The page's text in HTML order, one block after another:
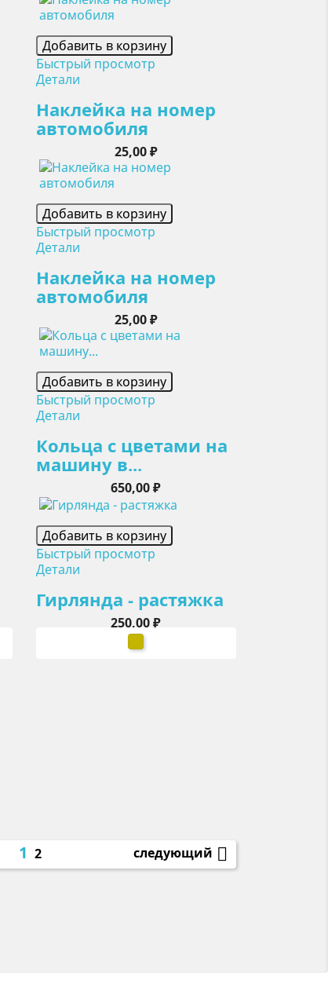
Добавить в корзину
Быстрый просмотр
Детали
Наклейка на номер
автомобиля
Цена
25,00 ₽
Добавить в корзину
Быстрый просмотр
Детали
Наклейка на номер
автомобиля
Цена
25,00 ₽
Добавить в корзину
Быстрый просмотр
Детали
Кольца с цветами на
машину в...
Цена
650,00 ₽
Добавить в корзину
Быстрый просмотр
Детали
Гирлянда - растяжка
Цена
250,00 ₽
золото
12 следующий 